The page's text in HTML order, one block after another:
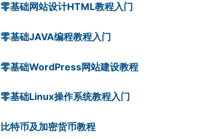
零基础网站设计HTML教程入门
零基础JAVA编程教程入门
零基础WordPress网站建设教程
零基础Linux操作系统教程入门
比特币及加密货币教程